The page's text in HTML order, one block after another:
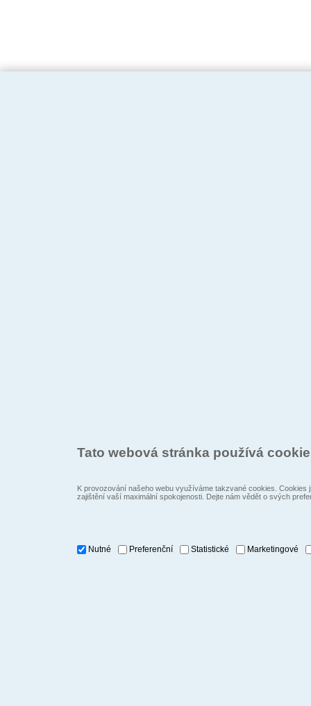
Tato webová stránka používá
K provozování našeho webu využíváme takzvané cookies.
zajištění vaší maximální spokojenosti. Dejte nám vědět o svých
Nutné Preferenční Statistické Marketingové